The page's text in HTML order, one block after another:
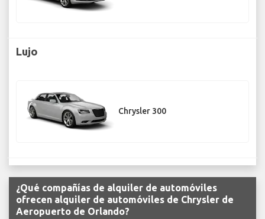
Lujo
Chrysler 300
¿Qué compañías de alquiler de automóviles
ofrecen alquiler de automóviles de Chrysler de
Aeropuerto de Orlando?